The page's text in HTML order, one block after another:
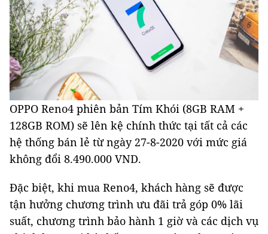
OPPO Reno4 phiên bản Tím Khói (8GB RAM +
128GB ROM) sẽ lên kệ chính thức tại tất cả các
hệ thống bán lẻ từ ngày 27-8-2020 với mức giá
không đổi 8.490.000 VND.
Đặc biệt, khi mua Reno4, khách hàng sẽ được
tận hưởng chương trình ưu đãi trả góp 0% lãi
suất, chương trình bảo hành 1 giờ và các dịch vụ